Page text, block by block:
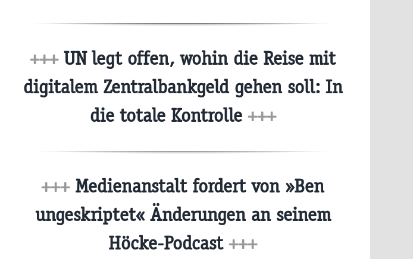
+++UN legt offen, wohin die Reise mit
digitalem Zentralbankgeld gehen soll: In
die totale Kontrolle +++
+++ Medienanstalt fordert von »Ben
ungeskriptet« Änderungen an seinem
Höcke-Podcast +++